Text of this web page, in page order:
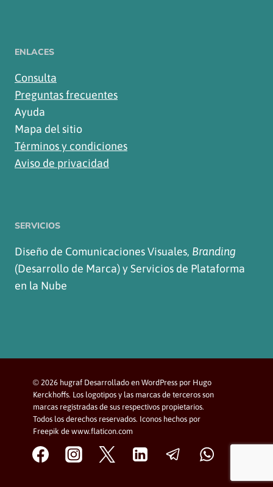
ENLACES
Consulta
Preguntas frecuentes
Ayuda
Mapa del sitio
Términos y condiciones
Aviso de privacidad
SERVICIOS
Diseño de Comunicaciones Visuales, Branding
(Desarrollo de Marca) y Servicios de Plataforma
en la Nube
© 2026 hugraf Desarrollado en WordPress por Hugo
Kerckhoffs. Los logotipos y las marcas de terceros son
marcas registradas de sus respectivos propietarios.
Todos los derechos reservados. Iconos hechos por
Freepik de www.flaticon.com